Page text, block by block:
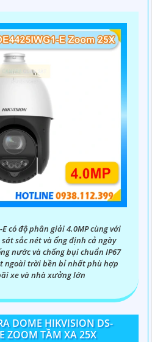
E có độ phân giải 4.0MP cùng với
sắc nét và ổng định cả ngày
nước và chống bụi chuẩn IP67
ngoài trời bền bỉ nhất phù hợp
xe và nhà xưởng lớn
DOME HIKVISION DS-
ZOOM TẦM XA 25X